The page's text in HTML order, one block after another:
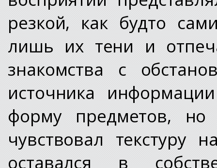
резкой, как будто
лишь их тени и
знакомства с
источника
форму предметов,
чувствовал текстуру
оставался в